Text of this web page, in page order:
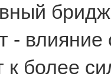
-
к более